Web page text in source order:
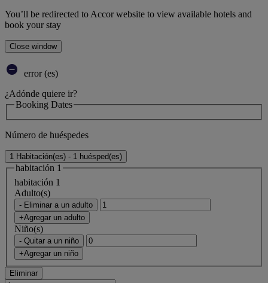
You’ll be redirected to Accor website to view available hotels and
book your stay
Close window
error (es)
¿Adónde quiere ir?
Booking Dates
Número de huéspedes
1 Habitación(es) - 1 huésped(es)
habitación 1
habitación 1
Adulto(s)
- Eliminar a un adulto
+Agregar un adulto
Niño(s)
- Quitar a un niño
+Agregar un niño
Eliminar